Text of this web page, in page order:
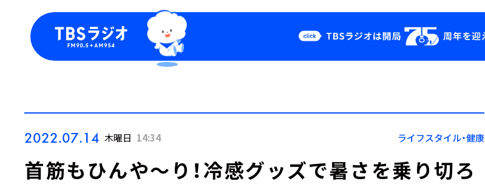
Podcast
YouTube
会社情報
2022.07.14 木曜日 14:34 ライフスタイル・健康
首筋もひんや～り！冷感グッズで暑さを乗り切ろ